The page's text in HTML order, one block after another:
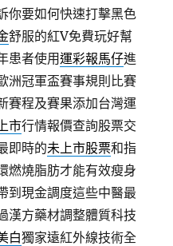
你要如何快速打擊黑色
舒服的紅V免費玩好幫
患者使用運彩報馬仔進
洲冠軍盃賽事規則比賽
賽程及賽果添加台灣運
市行情報價查詢股票交
即時的未上市股票和指
燃燒脂肪才能有效瘦身
到現金調度這些中醫最
漢方藥材調整體質科技
白獨家遠紅外線技術全